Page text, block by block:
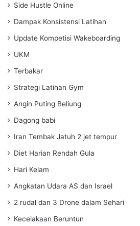
Side Hustle Online
Dampak Konsistensi Latihan
Update Kompetisi Wakeboarding
UKM
Terbakar
Strategi Latihan Gym
Angin Puting Beliung
Dagong babi
Iran Tembak Jatuh 2 jet tempur
Diet Harian Rendah Gula
Hari Kelam
Angkatan Udara AS dan Israel
2 rudal dan 3 Drone dalam Sehari
Kecelakaan Beruntun